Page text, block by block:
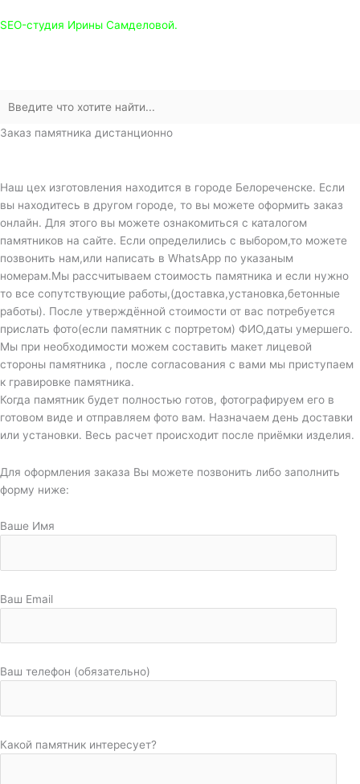
SEO-студия Ирины Самделовой.
Заказ памятника дистанционно
Наш цех изготовления находится в городе Белореченске. Если
вы находитесь в другом городе, то вы можете оформить заказ
онлайн. Для этого вы можете ознакомиться с каталогом
памятников на сайте. Если определились с выбором,то можете
позвонить нам,или написать в WhatsApp по указаным
номерам.Мы рассчитываем стоимость памятника и если нужно
то все сопутствующие работы,(доставка,установка,бетонные
работы). После утверждённой стоимости от вас потребуется
прислать фото(если памятник с портретом) ФИО,даты умершего.
Мы при необходимости можем составить макет лицевой
стороны памятника , после согласования с вами мы приступаем
к гравировке памятника.
Когда памятник будет полностью готов, фотографируем его в
готовом виде и отправляем фото вам. Назначаем день доставки
или установки. Весь расчет происходит после приёмки изделия.
Для оформления заказа Вы можете позвонить либо заполнить
форму ниже:
Ваше Имя
Ваш Email
Ваш телефон (обязательно)
Какой памятник интересует?